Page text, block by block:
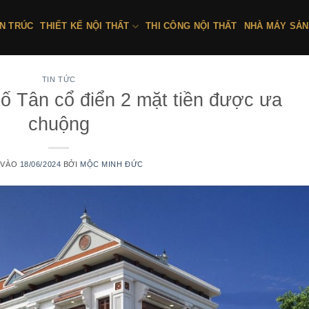
TRÚC THIẾT KẾ NỘI THẤT THI CÔNG NỘI THẤT NHÀ MÁY
TIN TỨC
Tân cổ điển 2 mặt tiền được ưa
chuộng
18/06/2024 BỞI MỘC MINH ĐỨC